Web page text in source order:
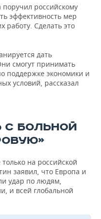
поручил российскому
эффективность мер
работу. Сделать это
дать
смогут принимать
поддержке экономики и
условий, рассказал
С БОЛЬНОЙ
на российской
заявил, что Европа и
удар по людям,
и всей глобальной